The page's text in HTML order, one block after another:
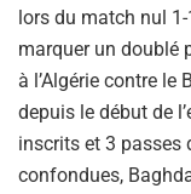
lors du match nul
marquer un doublé
à l’Algérie contre le
depuis le début de
inscrits et 3
confondues,